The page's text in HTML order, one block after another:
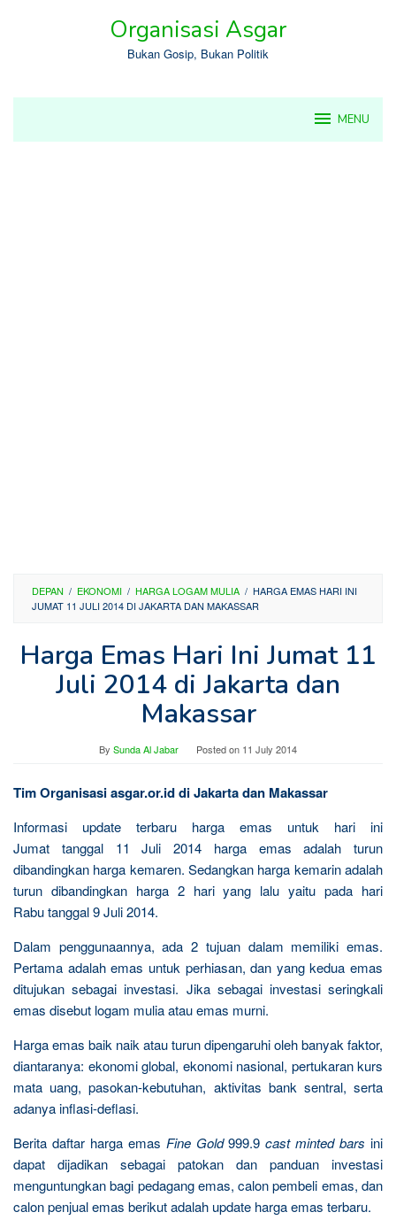
Organisasi Asgar
Bukan Gosip, Bukan Politik
MENU
DEPAN / EKONOMI / HARGA LOGAM MULIA / HARGA EMAS HARI INI
JUMAT 11 JULI 2014 DI JAKARTA DAN MAKASSAR
Harga Emas Hari Ini Jumat 11
Juli 2014 di Jakarta dan
Makassar
By Sunda Al Jabar Posted on 11 July 2014
Tim Organisasi asgar.or.id di Jakarta dan Makassar
Informasi update terbaru harga emas untuk hari ini
Jumat tanggal 11 Juli 2014 harga emas adalah turun
dibandingkan harga kemaren. Sedangkan harga kemarin adalah
turun dibandingkan harga 2 hari yang lalu yaitu pada hari
Rabu tanggal 9 Juli 2014.
Dalam penggunaannya, ada 2 tujuan dalam memiliki emas.
Pertama adalah emas untuk perhiasan, dan yang kedua emas
ditujukan sebagai investasi. Jika sebagai investasi seringkali
emas disebut logam mulia atau emas murni.
Harga emas baik naik atau turun dipengaruhi oleh banyak faktor,
diantaranya: ekonomi global, ekonomi nasional, pertukaran kurs
mata uang, pasokan-kebutuhan, aktivitas bank sentral, serta
adanya inflasi-deflasi.
Berita daftar harga emas Fine Gold999.9cast minted barsini
dapat dijadikan sebagai patokan dan panduan investasi
menguntungkan bagi pedagang emas, calon pembeli emas, dan
calon penjual emas berikut adalah update harga emas terbaru.